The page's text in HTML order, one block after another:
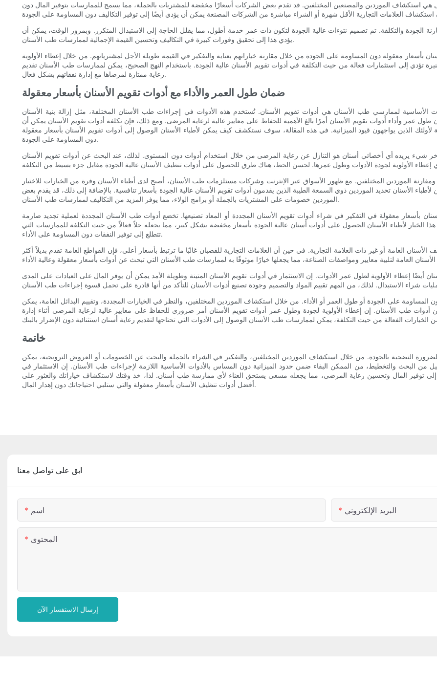
هي استكشاف الموردين والمصنعين المختلفين. قد تقدم بعض الشركات أسعارًا مخفضة للمشتريات بالجملة، مما يسمح للممارسات بتوفير المال دون
الجودة والتكلفة. تم تصميم نتوءات عالية الجودة لتكون ذات عمر خدمة أطول، مما يقلل الحاجة إلى الاستبدال المتكرر. وبمرور الوقت، يمكن أن
يؤدي هذا إلى تحقيق وفورات كبيرة في التكاليف وتحسين القيمة الإجمالية لممارسات طب الأسنان.
معقولة دون المساومة على الجودة من خلال مقارنة خياراتهم بعناية والتفكير في القيمة طويلة الأجل لمشترياتهم. من خلال إعطاء الأولوية
تؤدي إلى استثمارات فعالة من حيث التكلفة في أدوات تقويم الأسنان عالية الجودة. باستخدام النهج الصحيح، يمكن لممارسات طب الأسنان تقديم
رعاية ممتازة لمرضاها مع إدارة نفقاتهم بشكل فعال.
ضمان طول العمر والأداء مع أدوات تقويم الأسنان بأسعار معقولة
الأساسية لممارسي طب الأسنان هي أدوات تقويم الأسنان. تُستخدم هذه الأدوات في إجراءات طب الأسنان المختلفة، مثل إزالة بنية الأسنان
عمر وأداء أدوات تقويم الأسنان أمرًا بالغ الأهمية للحفاظ على معايير عالية لرعاية المرضى. ومع ذلك، فإن تكلفة أدوات تقويم الأسنان يمكن أن
الذين يواجهون قيود الميزانية. في هذه المقالة، سوف نستكشف كيف يمكن لأطباء الأسنان الوصول إلى أدوات تقويم الأسنان بأسعار معقولة
دون المساومة على الجودة.
آخر شيء يريده أي أخصائي أسنان هو التنازل عن رعاية المرضى من خلال استخدام أدوات دون المستوى. لذلك، عند البحث عن أدوات تقويم الأسنان
الموردين المختلفين. مع ظهور الأسواق عبر الإنترنت وشركات مستلزمات طب الأسنان، أصبح لدى أطباء الأسنان وفرة من الخيارات للاختيار
الأسنان تحديد الموردين ذوي السمعة الطيبة الذين يقدمون أدوات تقويم الأسنان عالية الجودة بأسعار تنافسية. بالإضافة إلى ذلك، قد يقدم بعض
الموردين خصومات على المشتريات بالجملة أو برامج الولاء، مما يوفر المزيد من التكاليف لممارسات طب الأسنان.
بأسعار معقولة في التفكير في شراء أدوات تقويم الأسنان المجددة أو المعاد تصنيعها. تخضع أدوات طب الأسنان المجددة لعملية تجديد صارمة
هذا الخيار لأطباء الأسنان الحصول على أدوات أسنان عالية الجودة بأسعار مخفضة بشكل كبير، مما يجعله حلاً فعالاً من حيث التكلفة للممارسات التي
تتطلع إلى توفير النفقات دون المساومة على الأداء.
العامة أو غير ذات العلامة التجارية. في حين أن العلامات التجارية للقضبان غالبًا ما ترتبط بأسعار أعلى، فإن القواطع العامة تقدم بديلاً أكثر
أيضًا إعطاء الأولوية لطول عمر الأدوات. إن الاستثمار في أدوات تقويم الأسنان المتينة وطويلة الأمد يمكن أن يوفر المال على العيادات على المدى
على الجودة أو طول العمر أو الأداء. من خلال استكشاف الموردين المختلفين، والنظر في الخيارات المجددة، وتقييم البدائل العامة، يمكن
أدوات طب الأسنان. إن إعطاء الأولوية لجودة وطول عمر أدوات تقويم الأسنان أمر ضروري للحفاظ على معايير عالية لرعاية المرضى أثناء إدارة
خاتمة
التضحية بالجودة. من خلال استكشاف الموردين المختلفين، والتفكير في الشراء بالجملة والبحث عن الخصومات أو العروض الترويجية، يمكن
من البحث والتخطيط، من الممكن البقاء ضمن حدود الميزانية دون المساس بالأدوات الأساسية اللازمة لإجراءات طب الأسنان. إن الاستثمار في
توفير المال وتحسين رعاية المرضى، مما يجعله مسعى يستحق العناء لأي ممارسة طب أسنان. لذا، خذ وقتك لاستكشاف خياراتك والعثور على
أفضل أدوات تنظيف الأسنان بأسعار معقولة والتي ستلبي احتياجاتك دون إهدار المال.
ابق على تواصل معنا
اسم البريد الإلكتروني
المحتوى
إرسال الاستفسار الآن